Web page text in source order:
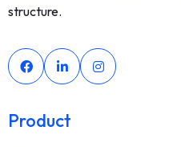
structure.
Product